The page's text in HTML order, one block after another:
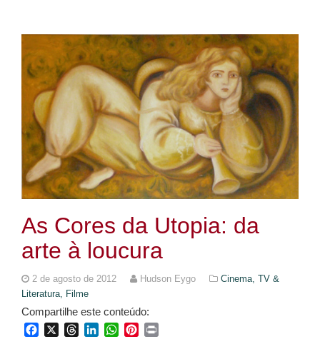
As Cores da Utopia: da
arte à loucura
2 de agosto de 2012 Hudson Eygo
Cinema, TV &
Literatura, Filme
Compartilhe este conteúdo:
FacebookThreadsLinkedInWhatsApp
Pinterest